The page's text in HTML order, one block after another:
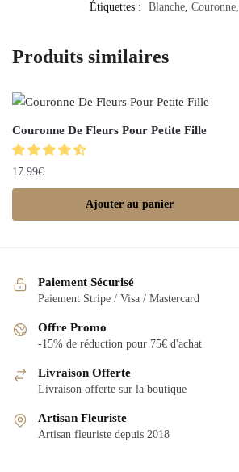
Étiquettes :
Blanche, Couronne,
Produits similaires
Couronne De Fleurs Pour Petite Fille
17.99€
Ajouter au panier
Paiement Sécurisé
Paiement Stripe / Visa / Mastercard
Offre Promo
-15% de réduction pour 75€ d'achat
Livraison Offerte
Livraison offerte sur la boutique
Artisan Fleuriste
Artisan fleuriste depuis 2018